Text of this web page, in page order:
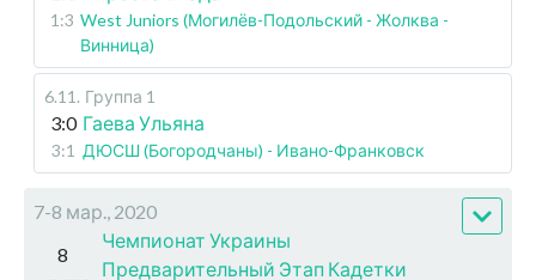
1:3 West Juniors (Могилёв-Подольский - Жолква -
Винница)
6.11 . Группа 1
3:0 Гаева Ульяна
3:1 ДЮСШ (Богородчаны) - Ивано-Франковск
7-8 мар., 2020
8
Чемпионат Украины
Предварительный Этап Кадетки